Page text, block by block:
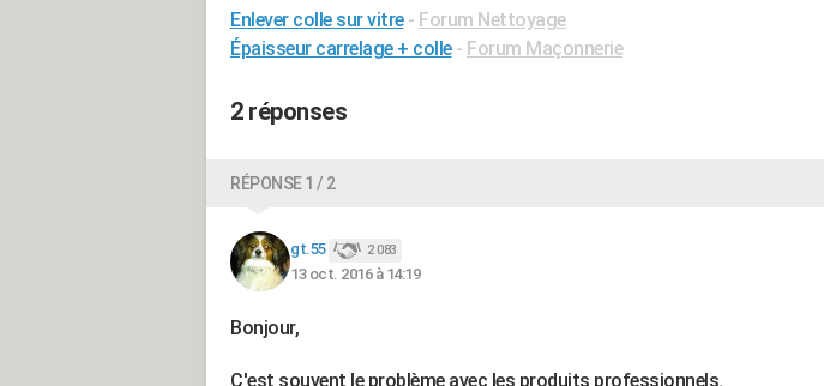
Enlever colle sur vitre - Forum Nettoyage
Épaisseur carrelage + colle - Forum Maçonnerie
2 réponses
RÉPONSE 1 / 2
gt.55 2 083
13 oct. 2016 à 14:19
Bonjour,
C'est souvent le problème avec les produits professionnels.